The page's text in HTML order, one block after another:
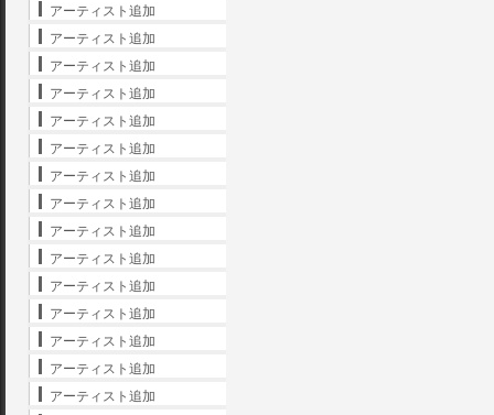
アーティスト追加
アーティスト追加
アーティスト追加
アーティスト追加
アーティスト追加
アーティスト追加
アーティスト追加
アーティスト追加
アーティスト追加
アーティスト追加
アーティスト追加
アーティスト追加
アーティスト追加
アーティスト追加
アーティスト追加